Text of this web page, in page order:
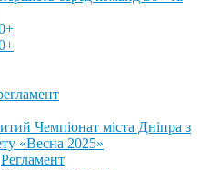
Чемпіонат міста Дніпра з
«Весна 2025»
Регламент